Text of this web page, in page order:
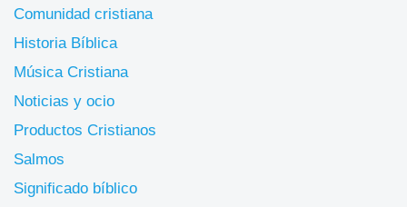
Comunidad cristiana
Historia Bíblica
Música Cristiana
Noticias y ocio
Productos Cristianos
Salmos
Significado bíblico